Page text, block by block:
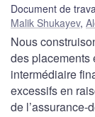
Document de
Malik Shukayev,
Nous
des placements
intermédiaire
excessifs en
de l’assurance-